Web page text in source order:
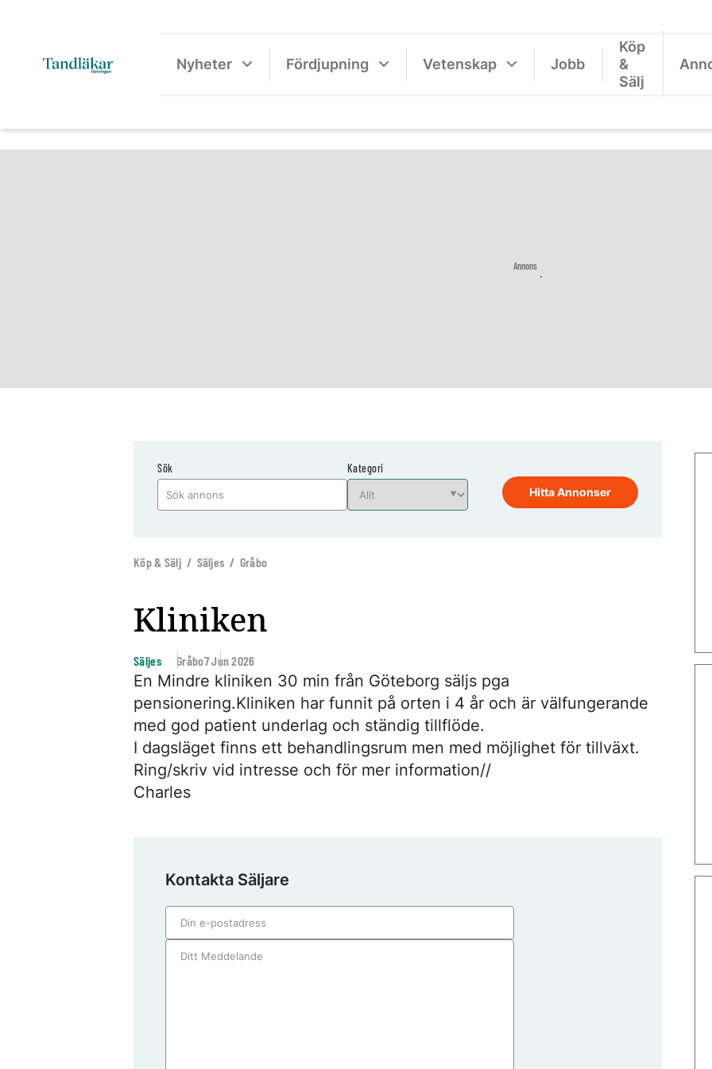
Nyheter Fördjupning Vetenskap Jobb
Köp
&
Sälj
Annons
Sök
Kategori
Hitta Annonser
Köp & Sälj / Säljes / Gråbo
Kliniken
Säljes Gråbo7 Jun 2026
En Mindre kliniken 30 min från Göteborg säljs pga
pensionering.Kliniken har funnit på orten i 4 år och är välfungerande
med god patient underlag och ständig tillflöde.
I dagsläget finns ett behandlingsrum men med möjlighet för tillväxt.
Ring/skriv vid intresse och för mer information//
Charles
Kontakta Säljare